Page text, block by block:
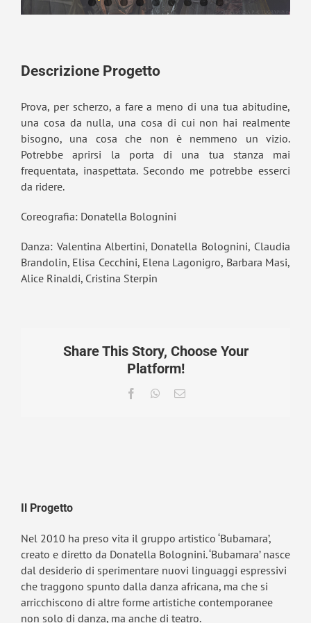
Descrizione Progetto
Prova, per scherzo, a fare a meno di una tua abitudine,
una cosa da nulla, una cosa di cui non hai realmente
bisogno, una cosa che non è nemmeno un vizio.
Potrebbe aprirsi la porta di una tua stanza mai
frequentata, inaspettata. Secondo me potrebbe esserci
da ridere.
Coreografia: Donatella Bolognini
Danza: Valentina Albertini, Donatella Bolognini, Claudia
Brandolin, Elisa Cecchini, Elena Lagonigro, Barbara Masi,
Alice Rinaldi, Cristina Sterpin
Share This Story, Choose Your
Platform!
FacebookWhatsApp
Email
Il Progetto
Nel 2010 ha preso vita il gruppo artistico ‘Bubamara’,
creato e diretto da Donatella Bolognini. ‘Bubamara’ nasce
dal desiderio di sperimentare nuovi linguaggi espressivi
che traggono spunto dalla danza africana, ma che si
arricchiscono di altre forme artistiche contemporanee
non solo di danza, ma anche di teatro.